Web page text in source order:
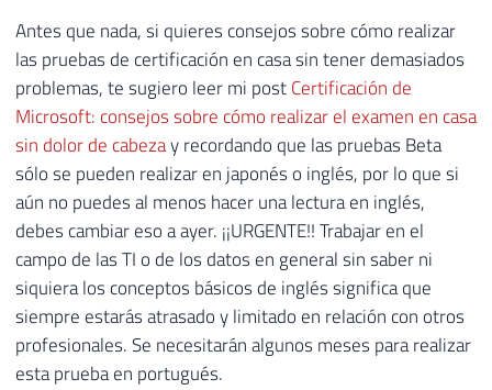
Antes que nada, si quieres consejos sobre cómo realizar
las pruebas de certificación en casa sin tener demasiados
problemas, te sugiero leer mi postCertificación de
Microsoft: consejos sobre cómo realizar el examen en casa
sin dolor de cabezay recordando que las pruebas Beta
sólo se pueden realizar en japonés o inglés, por lo que si
aún no puedes al menos hacer una lectura en inglés,
debes cambiar eso a ayer. ¡¡URGENTE!! Trabajar en el
campo de las TI o de los datos en general sin saber ni
siquiera los conceptos básicos de inglés significa que
siempre estarás atrasado y limitado en relación con otros
profesionales. Se necesitarán algunos meses para realizar
esta prueba en portugués.